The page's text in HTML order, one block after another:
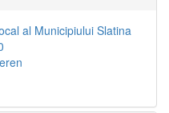
al Municipiului Slatina